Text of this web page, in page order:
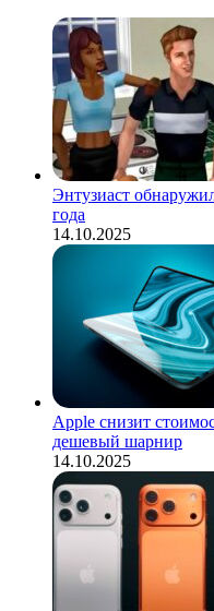
Энтузиаст
года
14.10.2025
Apple снизит
дешевый шарнир
14.10.2025